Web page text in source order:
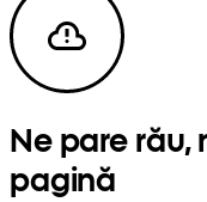
Ne pare rău,
pagină